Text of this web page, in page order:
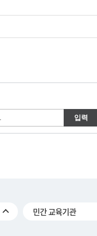
민간 교육기관